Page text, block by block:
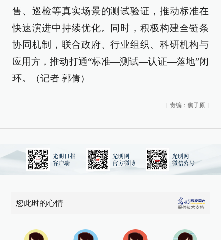
售、巡检等真实场景的测试验证，推动标准在
快速演进中持续优化。同时，积极构建全链条
协同机制，联合政府、行业组织、科研机构与
应用方，推动打通“标准—测试—认证—落地”闭
环。（记者 郭倩）
[ 责编：焦子原 ]
您此时的心情